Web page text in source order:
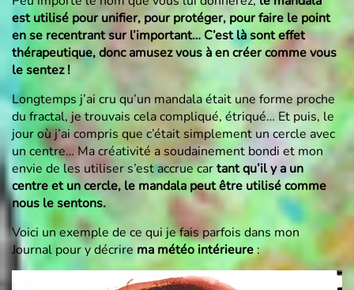
est utilisé pour unifier, pour protéger, pour faire le point
en se recentrant sur l’important… C’est là sont effet
thérapeutique, donc amusez vous à en créer comme vous
le sentez !
Longtemps j’ai cru qu’un mandala était une forme proche
du fractal, je trouvais cela compliqué, étriqué… Et puis, le
jour où j’ai compris que c’était simplement un cercle avec
un centre… Ma créativité a soudainement bondi et mon
envie de les utiliser s’est accrue cartant qu’il y a un
centre et un cercle, le mandala peut être utilisé comme
nous le sentons.
Voici un exemple de ce qui je fais parfois dans mon
Journal pour y décrire ma météo intérieure: